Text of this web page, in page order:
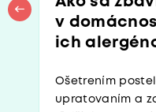
v
ich
Ošetrením
upratovaním a